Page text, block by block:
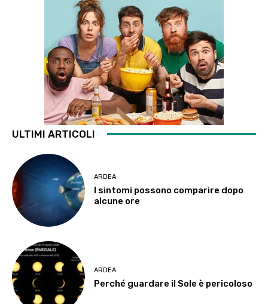
ULTIMI ARTICOLI
ARDEA
I sintomi possono comparire dopo
alcune ore
ARDEA
Perché guardare il Sole è pericoloso